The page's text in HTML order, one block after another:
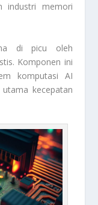
industri memori
di picu oleh
Komponen ini
komputasi AI
kecepatan